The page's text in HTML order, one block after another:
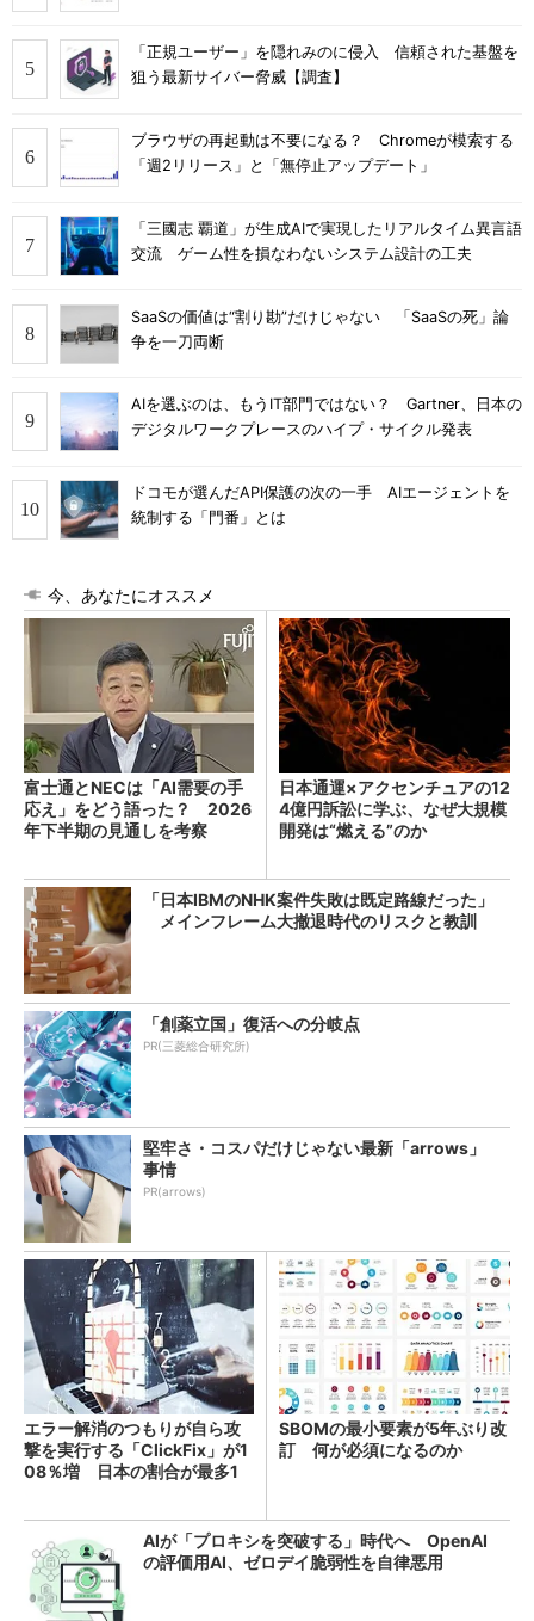
「正規ユーザー」を隠れみのに侵入 信頼された基盤を
狙う最新サイバー脅威【調査】
ブラウザの再起動は不要になる？ Chromeが模索する
「週2リリース」と「無停止アップデート」
「三國志 覇道」が生成AIで実現したリアルタイム異言語
交流 ゲーム性を損なわないシステム設計の工夫
SaaSの価値は“割り勘”だけじゃない 「SaaSの死」論
争を一刀両断
AIを選ぶのは、もうIT部門ではない？ Gartner、日本の
デジタルワークプレースのハイプ・サイクル発表
ドコモが選んだAPI保護の次の一手 AIエージェントを
統制する「門番」とは
今、あなたにオススメ
富士通とNECは「AI需要の手
応え」をどう語った？ 2026
年下半期の見通しを考察
日本通運×アクセンチュアの12
4億円訴訟に学ぶ、なぜ大規模
開発は“燃える”のか
「日本IBMのNHK案件失敗は既定路線だった」
メインフレーム大撤退時代のリスクと教訓
「創薬立国」復活への分岐点
PR(三菱総合研究所)
堅牢さ・コスパだけじゃない最新「arrows」
事情
PR(arrows)
エラー解消のつもりが自ら攻
撃を実行する「ClickFix」が1
08％増 日本の割合が最多1
SBOMの最小要素が5年ぶり改
訂 何が必須になるのか
AIが「プロキシを突破する」時代へ OpenAI
の評価用AI、ゼロデイ脆弱性を自律悪用